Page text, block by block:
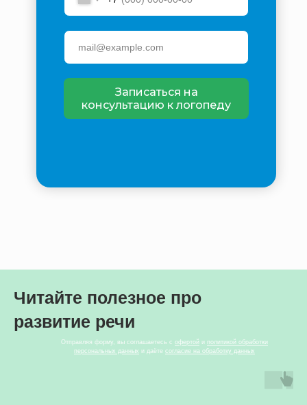
Записаться на
консультацию к логопеду
Отправляя форму, вы соглашаетесь с офертой и политикой обработки
персональных данных и даёте согласие на обработку данных
Читайте полезное про
развитие речи